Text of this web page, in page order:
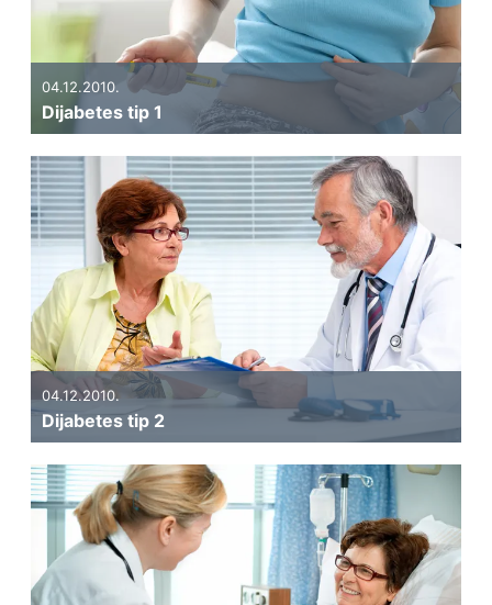
04.12.2010.
Dijabetes tip 1
04.12.2010.
Dijabetes tip 2